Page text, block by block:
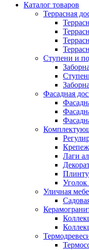
Каталог товаров
Террасная
Ступени и
Фасадная
Крепеж
Лаги
Уличная